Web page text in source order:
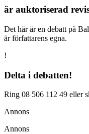
är auktoriserad
Det här är en debatt på
är författarens egna.
!
Delta i debatten!
Ring 08 506 112 49 eller
Annons
Annons